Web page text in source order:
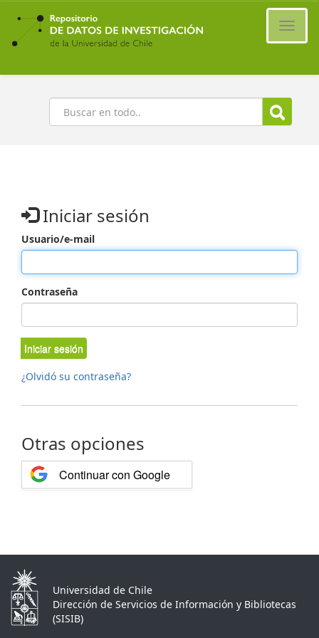
Ir
contenido
principal
Buscar
Iniciar sesión
Usuario/e-mail
Contraseña
Iniciar sesión
¿Olvidó su contraseña?
Otras opciones
Continuar con Google
Universidad de Chile
Dirección de Servicios de Información y Bibliotecas
(SISIB)